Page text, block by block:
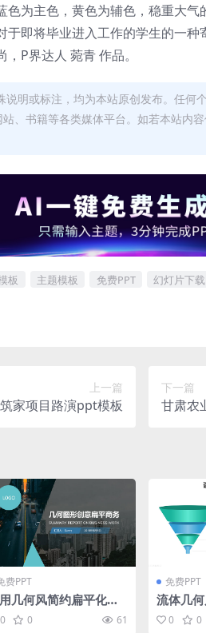
色为主色，黄色为辅色，稳重大
于即将毕业进入工作的学生的一
P界达人 菀青 作品。
说明或标注，均为本站原创发布。任何
、书籍等各类媒体平台。如若本站内
板 主题模板 免费PPT 幻灯片下载
上一篇
家项目路演ppt模板
下一篇
甘肃农
费PPT
几何风简约扁平化商
作总结ppt模板
0 0 61
免费PPT
流体几
结汇报
0 0